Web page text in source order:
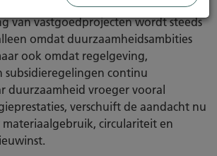
van vastgoedprojecten wordt steeds
omdat duurzaamheidsambities
ook omdat regelgeving,
subsidieregelingen continu
duurzaamheid vroeger vooral
verschuift de aandacht nu
materiaalgebruik, circulariteit en